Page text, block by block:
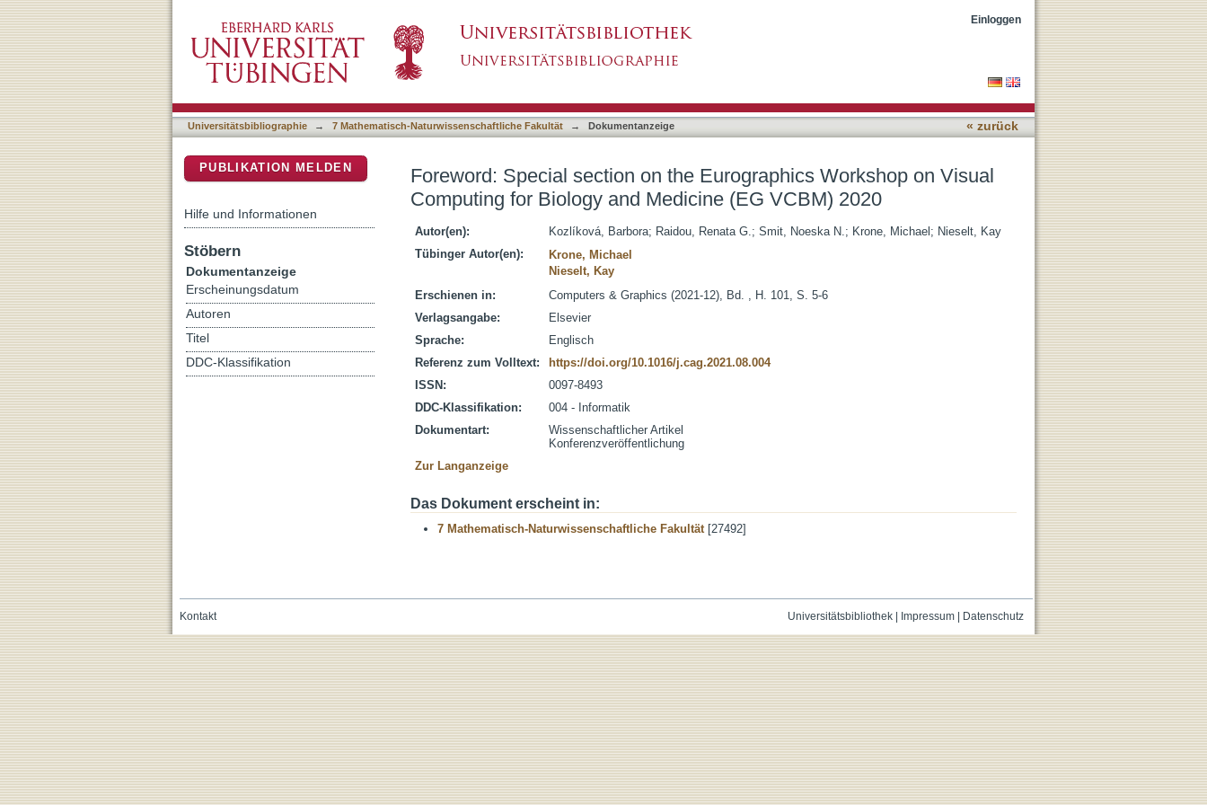
Foreword: Special section on the Eurographics Workshop on Visual Computing for Biology and
Medicine (EG VCBM) 2020
Einloggen
Universitätsbibliographie → 7 Mathematisch-Naturwissenschaftliche Fakultät → Dokumentanzeige « zurück
Foreword: Special section on the Eurographics Workshop on Visual
Computing for Biology and Medicine (EG VCBM) 2020
Autor(en): Kozlíková, Barbora; Raidou, Renata G.; Smit, Noeska N.; Krone, Michael ; Nieselt, Kay
Tübinger Autor(en):
Krone, Michael
Nieselt, Kay
Erschienen in:
Computers & Graphics (2021-12), Bd. , H. 101, S. 5-6
Verlagsangabe:
Elsevier
Sprache:
Englisch
Referenz zum Volltext:
https://doi.org/10.1016/j.cag.2021.08.004
ISSN:
0097-8493
DDC-Klassifikation:
004 - Informatik
Dokumentart:
Wissenschaftlicher Artikel
Konferenzveröffentlichung
Zur Langanzeige
Das Dokument erscheint in:
7 Mathematisch-Naturwissenschaftliche Fakultät[27492]
PUBLIKATION MELDEN
Hilfe und Informationen
Stöbern
Dokumentanzeige
Erscheinungsdatum
Autoren
Titel
DDC-Klassifikation
Universitätsbibliothek| Impressum| Datenschutz
Kontakt